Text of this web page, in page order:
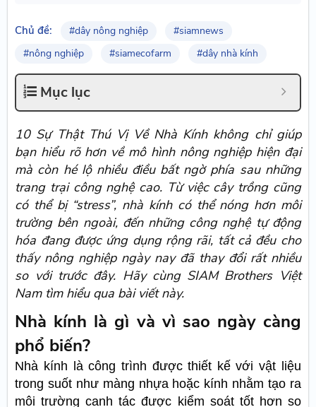
Chủ đề: #dây nông nghiệp
#siamnews
#nông nghiệp
#siamecofarm #dây nhà kính
Mục lục
10 Sự Thật Thú Vị Về Nhà Kính không chỉ giúp
bạn hiểu rõ hơn về mô hình nông nghiệp hiện đại
mà còn hé lộ nhiều điều bất ngờ phía sau những
trang trại công nghệ cao. Từ việc cây trồng cũng
có thể bị “stress”, nhà kính có thể nóng hơn môi
trường bên ngoài, đến những công nghệ tự động
hóa đang được ứng dụng rộng rãi, tất cả đều cho
thấy nông nghiệp ngày nay đã thay đổi rất nhiều
so với trước đây. Hãy cùng SIAM Brothers Việt
Nam tìm hiểu qua bài viết này.
Nhà kính là gì và vì sao ngày càng
phổ biến?
Nhà kính là công trình được thiết kế với vật liệu
trong suốt như màng nhựa hoặc kính nhằm tạo ra
môi trường canh tác được kiểm soát tốt hơn so